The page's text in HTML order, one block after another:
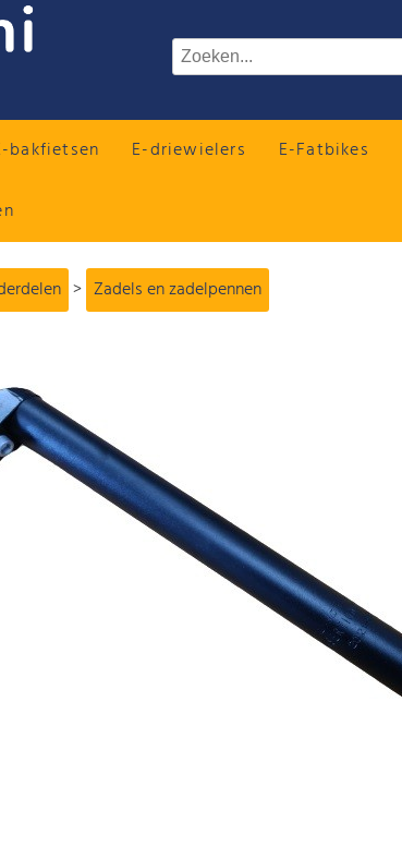
bakfietsen E-driewielers E-Fatbikes
> Zadels en zadelpennen